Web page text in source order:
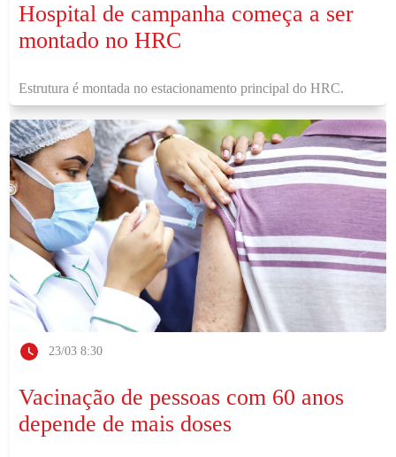
Hospital de campanha começa a ser
montado no HRC
Estrutura é montada no estacionamento principal do HRC.
23/03 8:30
Vacinação de pessoas com 60 anos
depende de mais doses